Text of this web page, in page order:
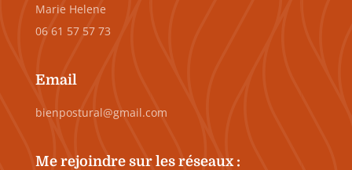
Marie Helene
06 61 57 57 73
Email
bienpostural@gmail.com
Me rejoindre sur les réseaux :